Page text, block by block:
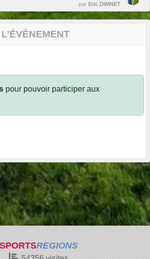
par Eric DIMNET
pour pouvoir participer aux
SPORTSREGIONS